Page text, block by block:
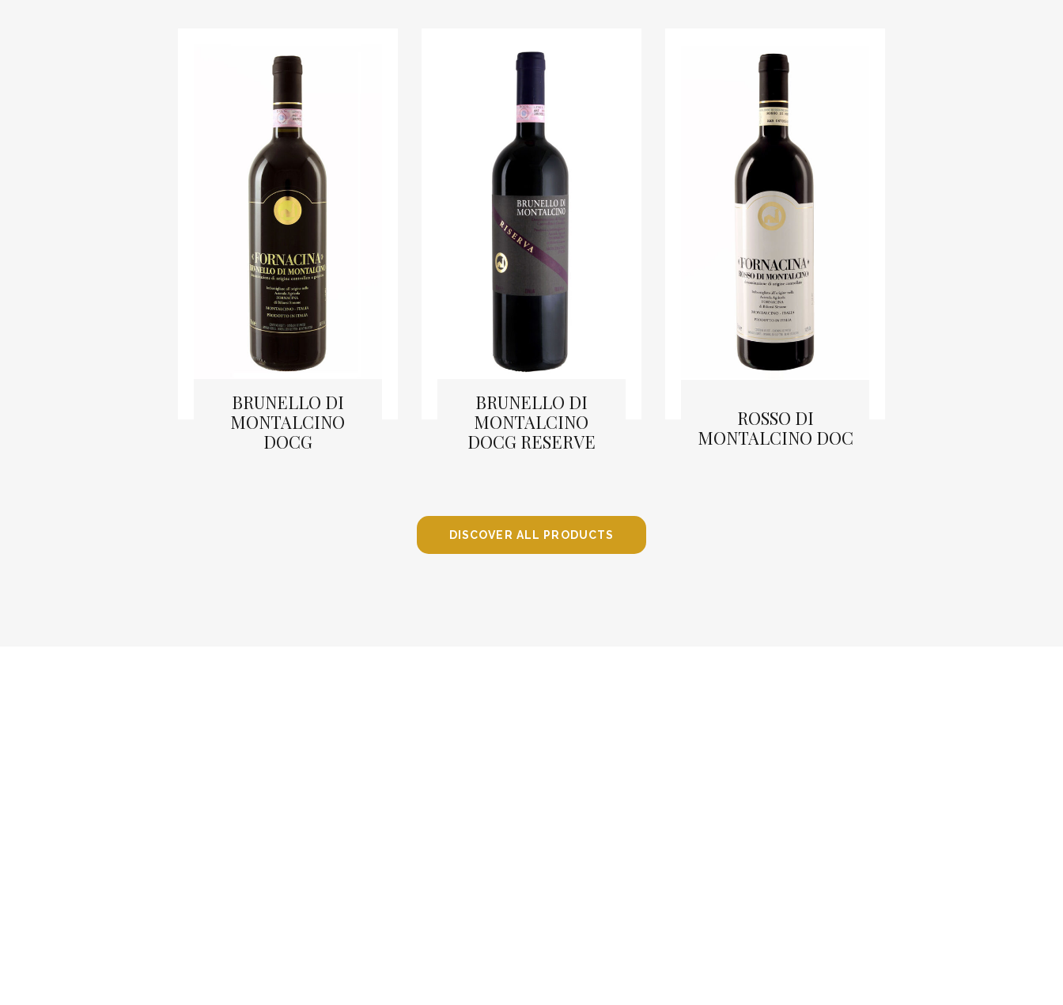
BRUNELLO DI
MONTALCINO
DOCG
BRUNELLO DI
MONTALCINO
DOCG RESERVE
ROSSO DI
MONTALCINO DOC
DISCOVER ALL PRODUCTS